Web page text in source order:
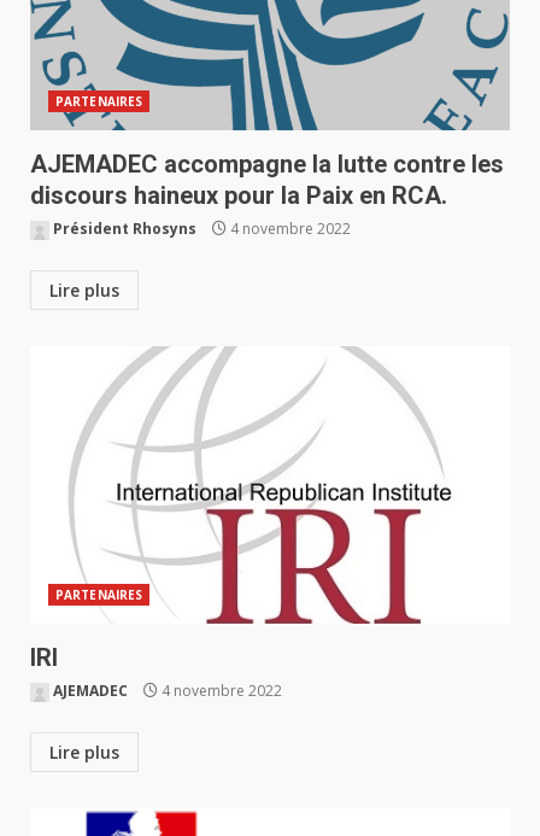
PARTENAIRES
AJEMADEC accompagne la lutte contre les
discours haineux pour la Paix en RCA.
Président Rhosyns 4 novembre 2022
Lire plus
PARTENAIRES
IRI
AJEMADEC 4 novembre 2022
Lire plus